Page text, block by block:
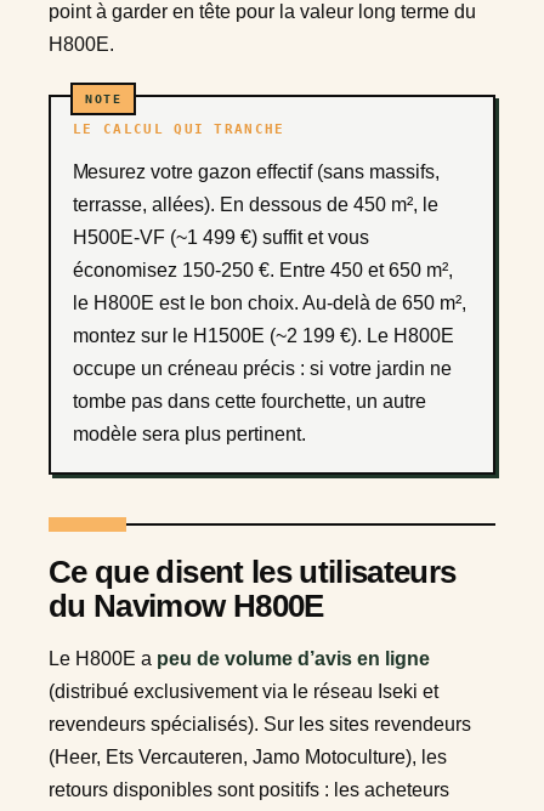
point à garder en tête pour la valeur long terme du
H800E.
LE CALCUL QUI TRANCHE
Mesurez votre gazon effectif (sans massifs,
terrasse, allées). En dessous de 450 m², le
H500E-VF (~1 499 €) suffit et vous
économisez 150-250 €. Entre 450 et 650 m²,
le H800E est le bon choix. Au-delà de 650 m²,
montez sur le H1500E (~2 199 €). Le H800E
occupe un créneau précis : si votre jardin ne
tombe pas dans cette fourchette, un autre
modèle sera plus pertinent.
Ce que disent les utilisateurs
du Navimow H800E
Le H800E a peu de volume d’avis en ligne
(distribué exclusivement via le réseau Iseki et
revendeurs spécialisés). Sur les sites revendeurs
(Heer, Ets Vercauteren, Jamo Motoculture), les
retours disponibles sont positifs : les acheteurs